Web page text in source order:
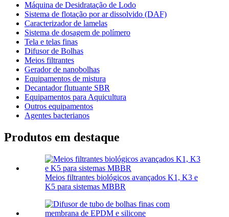
Máquina de Desidratação de Lodo
Sistema de flotação por ar dissolvido (DAF)
Caracterizador de lamelas
Sistema de dosagem de polímero
Tela e telas finas
Difusor de Bolhas
Meios filtrantes
Gerador de nanobolhas
Equipamentos de mistura
Decantador flutuante SBR
Equipamentos para Aquicultura
Outros equipamentos
Agentes bacterianos
Produtos em destaque
Meios filtrantes biológicos avançados K1, K3 e
K5 para sistemas MBBR